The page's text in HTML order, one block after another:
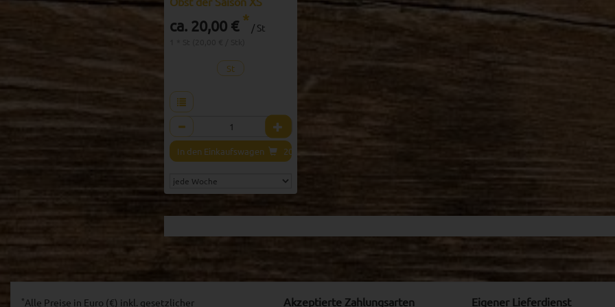
ca. 20,00 € * / St
St
Anzahl
In den Einkaufswagen 20,00
*Alle Preise in Euro (€) inkl. gesetzlicher Akzeptierte Zahlungsarten Eigener Lieferdienst